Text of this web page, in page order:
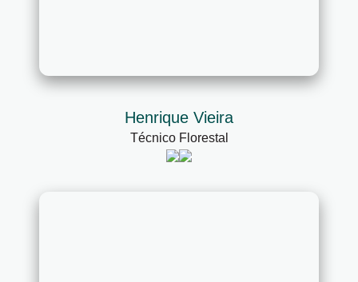
Henrique Vieira
Técnico Florestal